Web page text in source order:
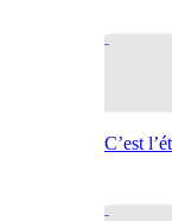
C’est